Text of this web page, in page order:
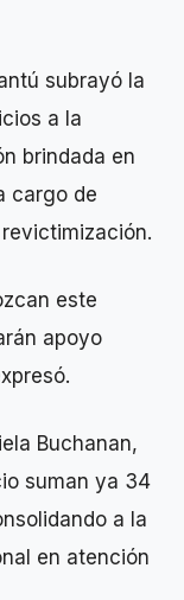
subrayó la
a la
brindada en
cargo de
este
apoyo
Buchanan,
suman ya 34
a la
en atención